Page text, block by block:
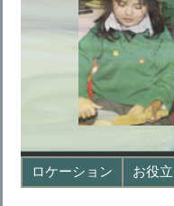
ロケーション お役